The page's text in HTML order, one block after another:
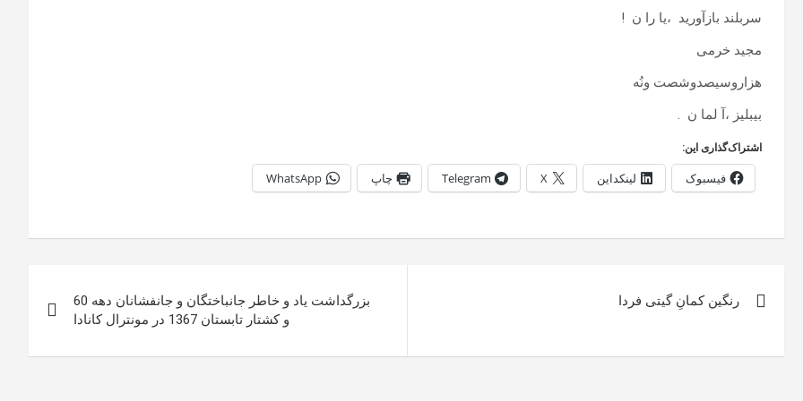
سربلند بازآورید ،یا را ن !
مجید خرمی
هزاروسیصدوشصت ونُه
بیبلیز ،آ لما ن .
اشتراک‌گذاری این:
فیسبوک لینکداین X
Telegram چاپ WhatsApp
نوشته
رنگین کمانِ گیتی فردا
بزرگداشت یاد و خاطر جانباختگان و جانفشانان دهه 60
و کشتار تابستان 1367 در مونترال کانادا